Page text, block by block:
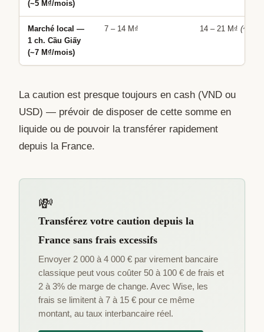
(~5 M₫/mois)
Marché local —
1 ch. Cầu Giấy
(~7 M₫/mois)
7 – 14 M₫ 14 – 21 M₫
La caution est presque toujours en cash (VND ou
USD) — prévoir de disposer de cette somme en
liquide ou de pouvoir la transférer rapidement
depuis la France.
💸
Transférez votre caution depuis la
France sans frais excessifs
Envoyer 2 000 à 4 000 € par virement bancaire
classique peut vous coûter 50 à 100 € de frais et
2 à 3% de marge de change. Avec Wise, les
frais se limitent à 7 à 15 € pour ce même
montant, au taux interbancaire réel.